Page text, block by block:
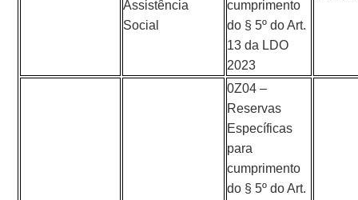
Assistência
Social
cumprimento
do § 5º do Art.
13 da LDO
2023
0Z04 –
Reservas
Específicas
para
cumprimento
do § 5º do Art.